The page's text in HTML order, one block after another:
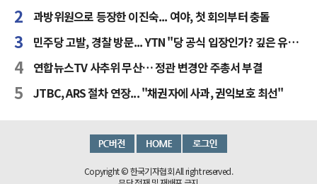
과방위원으로 등장한 이진숙... 여야, 첫 회의부터 충돌
민주당 고발, 경찰 방문... YTN "당 공식 입장인가? 깊은 유감"
연합뉴스TV 사추위 무산… 정관 변경안 주총서 부결
JTBC, ARS 절차 연장... "채권자에 사과, 권익보호 최선"
Copyright © 한국기자협회 All right reserved.